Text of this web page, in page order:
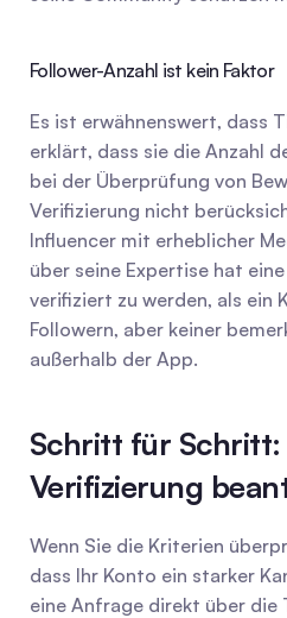
Follower-Anzahl ist kein Faktor
Es ist erwähnenswert, dass
erklärt, dass sie die Anzahl
bei der Überprüfung von
Verifizierung nicht
Influencer mit erheblicher
über seine Expertise hat
verifiziert zu werden, als ein
Followern, aber keiner
außerhalb der App.
Schritt für Schritt:
Verifizierung
Wenn Sie die Kriterien
dass Ihr Konto ein starker
eine Anfrage direkt über die